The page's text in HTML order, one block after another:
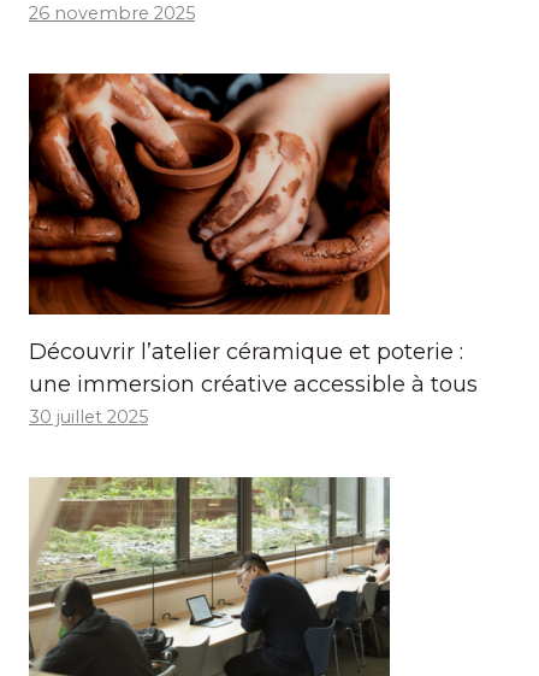
26 novembre 2025
Découvrir l’atelier céramique et poterie :
une immersion créative accessible à tous
30 juillet 2025